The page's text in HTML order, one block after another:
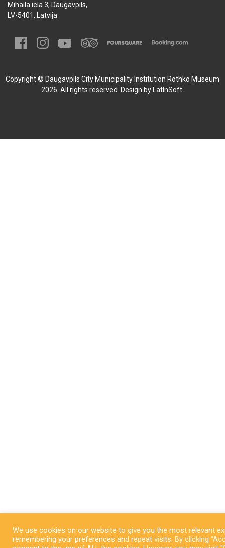
Mihaila iela 3, Daugavpils,
LV-5401, Latvija
Copyright © Daugavpils City Municipality Institution Rothko Museum
2026. All rights reserved. Design by
LatInSoft
We use cookies on our website to give you the most relevant
remembering your preferences and repeat visits. By clicking